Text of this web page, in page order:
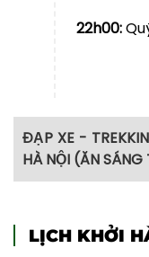
22h00:
ĐẠP XE -
HÀ NỘI (ĂN
06h00:
LỊCH KHỞI